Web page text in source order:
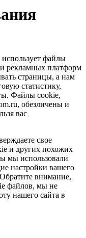
файлы
рекламных платформ
страницы, а нам
статистику,
Файлы сookie,
обезличены и
вас
свое
и других похожих
мы использовали
настройки вашего
внимание,
файлов, мы не
нашего сайта в